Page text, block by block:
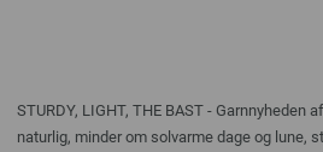
STURDY, LIGHT, THE BAST - Garnnyheden
naturlig, minder om solvarme dage og lune,